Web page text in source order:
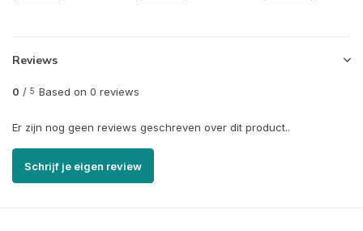
Reviews
0 / 5 Based on 0 reviews
Er zijn nog geen reviews geschreven over dit product..
Schrijf je eigen review